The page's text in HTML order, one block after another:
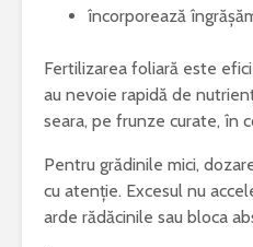
încorporează
Fertilizarea foliară este
au nevoie rapidă de
seara, pe frunze curate, în
Pentru grădinile mici,
cu atenție. Excesul nu
arde rădăcinile sau bloca